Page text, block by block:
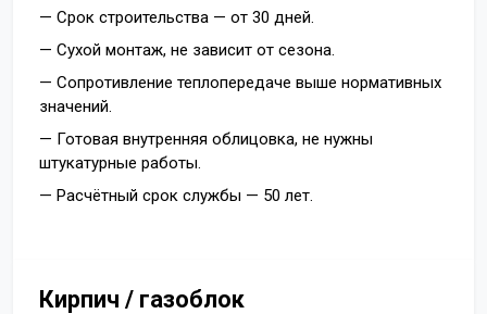
— Срок строительства — от 30 дней.
— Сухой монтаж, не зависит от сезона.
— Сопротивление теплопередаче выше нормативных
значений.
— Готовая внутренняя облицовка, не нужны
штукатурные работы.
— Расчётный срок службы — 50 лет.
Кирпич / газоблок